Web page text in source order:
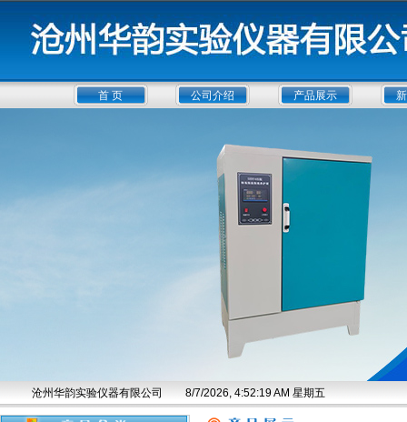
首 页 公司介绍 产品展示
沧州华韵实验仪器有限公司 8/7/2026, 4:52:19 AM 星期五